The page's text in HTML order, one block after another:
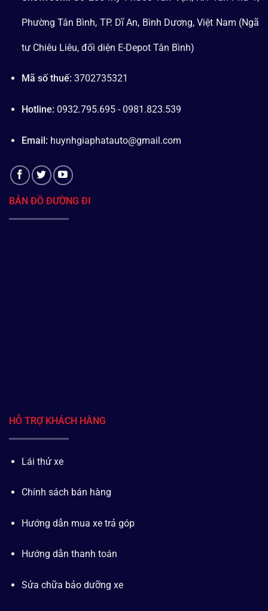
Phường Tân Bình, TP. Dĩ An, Bình Dương, Việt Nam (Ngã
tư Chiêu Liêu, đối diện E-Depot Tân Bình)
Mã số thuế: 3702735321
Hotline: 0932.795.695 - 0981.823.539
Email: huynhgiaphatauto@gmail.com
BẢN ĐỒ ĐƯỜNG ĐI
HỖ TRỢ KHÁCH HÀNG
Lái thử xe
Chính sách bán hàng
Hướng dẫn mua xe trả góp
Hướng dẫn thanh toán
Sửa chữa bảo dưỡng xe